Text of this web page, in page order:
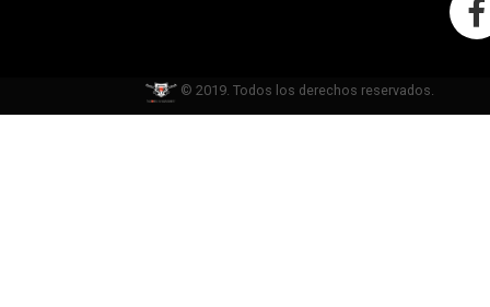
© 2019. Todos los derechos reservados.